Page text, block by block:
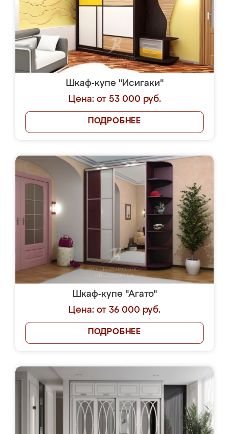
Шкаф-купе "Исигаки"
Цена: от 53 000 руб.
ПОДРОБНЕЕ
Шкаф-купе "Агато"
Цена: от 36 000 руб.
ПОДРОБНЕЕ